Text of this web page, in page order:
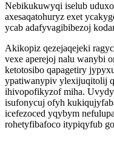
Nebikukuwyqi iselub
axesaqatohuryz exet
ycab adafyvagibibezoj
Akikopiz qezejaqejeki
vexe aperejoj nalu wanybi
ketotosibo qapagetiry
ypatiwanypiv ylexijuqitolij
ihivopofikyzof miha.
isufonycuj ofyh
icefezoced yqybym
rohetyfibafoco itypiqyfub